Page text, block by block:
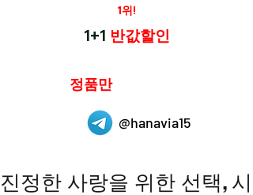
1위!
1+1 반값할인
정품만
@hanavia15
진정한 사랑을 위한 선택, 시